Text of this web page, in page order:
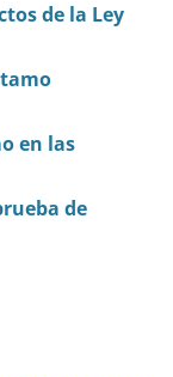
de la Ley
en las
de